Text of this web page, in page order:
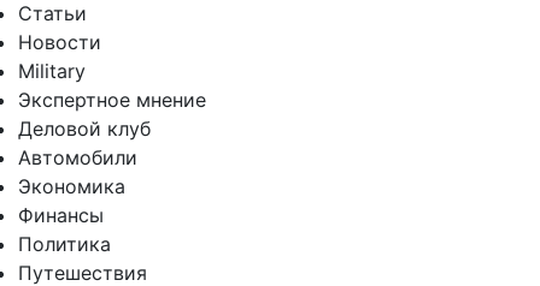
Статьи
Новости
Military
Экспертное мнение
Деловой клуб
Автомобили
Экономика
Финансы
Политика
Путешествия